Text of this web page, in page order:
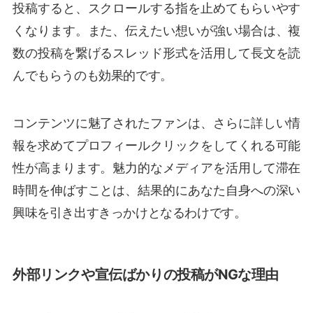
投稿すると、スクロールする指を止めてもらいやす
くなります。また、伝えたい想いが強い場合は、複
数の投稿を繋げるスレッド形式を活用して長文を読
んでもらうのも効果的です。
コンテンツに魅了されたファンは、さらに詳しい情
報を求めてプロフィールクリックをしてくれる可能
性が高まります。魅力的なメディアを活用して滞在
時間を伸ばすことは、結果的にあなた自身への深い
興味を引き出すきっかけとなるわけです。
外部リンクや宣伝ばかりの投稿がNGな理由